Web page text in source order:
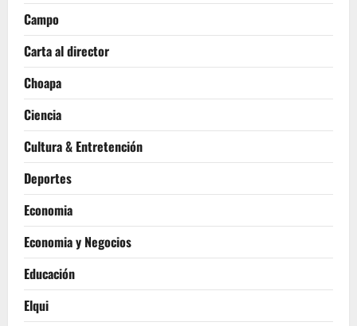
Campo
Carta al director
Choapa
Ciencia
Cultura & Entretención
Deportes
Economia
Economia y Negocios
Educación
Elqui